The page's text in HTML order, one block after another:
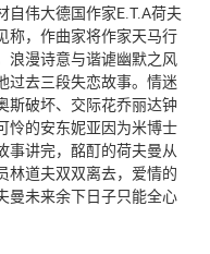
伟大德国作家E.T.A荷夫
称，作曲家将作家天马行
浪漫诗意与谐谑幽默之风
过去三段失恋故事。情迷
斯破坏、交际花乔丽达钟
怜的安东妮亚因为米博士
事讲完，酩酊的荷夫曼从
林道夫双双离去，爱情的
曼未来余下日子只能全心